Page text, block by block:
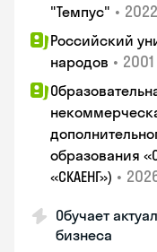
"Темпус" •
Российский
народов • 2001
образования
«СКАЕНГ») •
Обучает
бизнеса